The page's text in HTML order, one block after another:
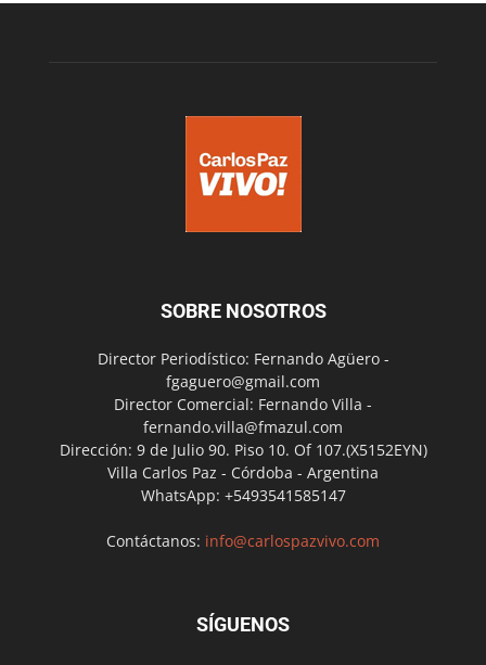
SOBRE NOSOTROS
Director Periodístico: Fernando Agüero -
fgaguero@gmail.com
Director Comercial: Fernando Villa -
fernando.villa@fmazul.com
Dirección: 9 de Julio 90. Piso 10. Of 107.(X5152EYN)
Villa Carlos Paz - Córdoba - Argentina
WhatsApp: +5493541585147
Contáctanos: info@carlospazvivo.com
SÍGUENOS